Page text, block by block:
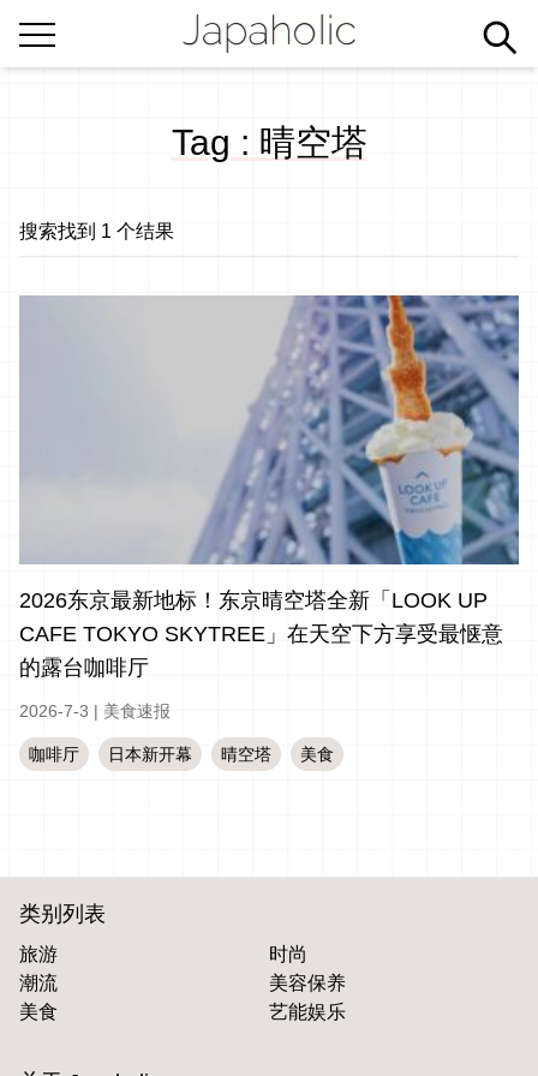
Tag : 晴空塔
搜索找到 1 个结果
2026东京最新地标！东京晴空塔全新「LOOK UP
CAFE TOKYO SKYTREE」在天空下方享受最惬意
的露台咖啡厅
2026-7-3 | 美食速报
咖啡厅 日本新开幕 晴空塔 美食
类别列表
旅游
时尚
潮流
美容保养
美食
艺能娱乐